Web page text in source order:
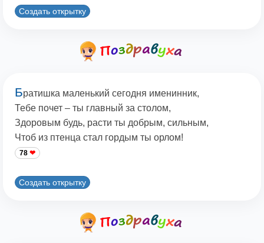
Создать открытку
Братишка маленький сегодня именинник,
Тебе почет – ты главный за столом,
Здоровым будь, расти ты добрым, сильным,
Чтоб из птенца стал гордым ты орлом!
78
Создать открытку